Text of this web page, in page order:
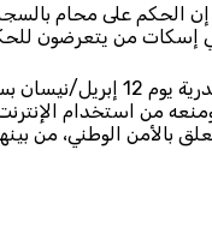
إن الحكم على محام
إسكات من يتعرضون
فقد قضت محكمة
من استخدام
بالأمن الوطني، من